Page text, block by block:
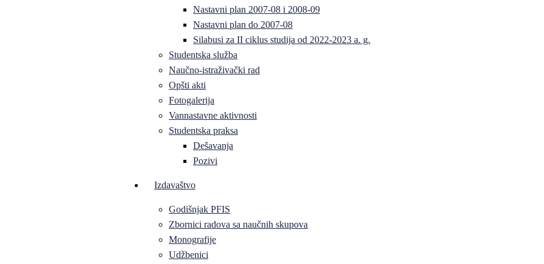
Nastavni plan 2007-08 i 2008-09
Nastavni plan do 2007-08
Silabusi za II ciklus studija od 2022-2023 a. g.
Studentska služba
Naučno-istraživački rad
Opšti akti
Fotogalerija
Vannastavne aktivnosti
Studentska praksa
Dešavanja
Pozivi
Izdavaštvo
Godišnjak PFIS
Zbornici radova sa naučnih skupova
Monografije
Udžbenici